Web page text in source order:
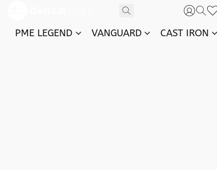
PME LEGEND VANGUARD CAST IRON